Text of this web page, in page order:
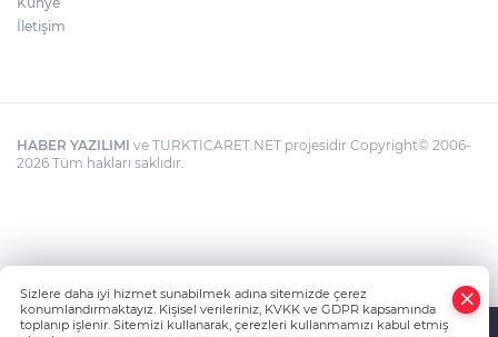
İletişim
HABER YAZILIMI ve TURKTICARET.NET projesidir Copyright© 2006-
2026 Tüm hakları saklıdır.
Sizlere daha iyi hizmet sunabilmek adına sitemizde çerez
konumlandırmaktayız. Kişisel verileriniz, KVKK ve GDPR kapsamında
toplanıp işlenir. Sitemizi kullanarak, çerezleri kullanmamızı kabul etmiş